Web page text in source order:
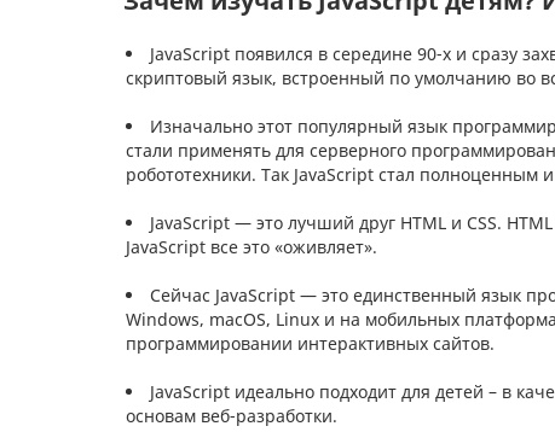
JavaScript появился в середине 90-х и сразу
скриптовый язык, встроенный по умолчанию во
Изначально этот популярный язык
стали применять для серверного
робототехники. Так JavaScript стал
JavaScript — это лучший друг HTML и CSS.
JavaScript все это «оживляет».
Сейчас JavaScript — это единственный язык
Windows, macOS, Linux и на мобильных
программировании интерактивных сайтов.
JavaScript идеально подходит для детей – в
основам веб-разработки.